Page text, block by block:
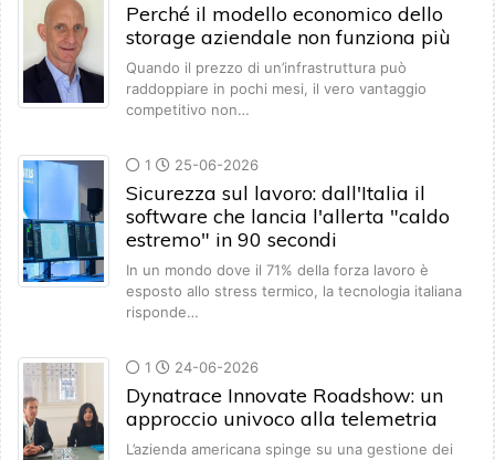
Perché il modello economico dello
storage aziendale non funziona più
Quando il prezzo di un’infrastruttura può
raddoppiare in pochi mesi, il vero vantaggio
competitivo non…
1 25-06-2026
Sicurezza sul lavoro: dall'Italia il
software che lancia l'allerta "caldo
estremo" in 90 secondi
In un mondo dove il 71% della forza lavoro è
esposto allo stress termico, la tecnologia italiana
risponde…
1 24-06-2026
Dynatrace Innovate Roadshow: un
approccio univoco alla telemetria
L’azienda americana spinge su una gestione dei